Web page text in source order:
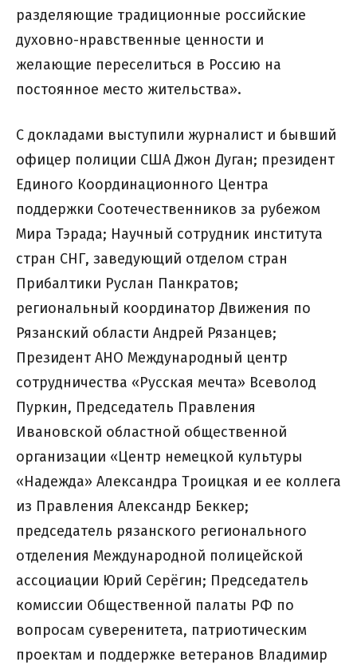
разделяющие традиционные российские
духовно-нравственные ценности и
желающие переселиться в Россию на
постоянное место жительства».
С докладами выступили журналист и бывший
офицер полиции США Джон Дуган; президент
Единого Координационного Центра
поддержки Соотечественников за рубежом
Мира Тэрада; Научный сотрудник института
стран СНГ, заведующий отделом стран
Прибалтики Руслан Панкратов;
региональный координатор Движения по
Рязанский области Андрей Рязанцев;
Президент АНО Международный центр
сотрудничества «Русская мечта» Всеволод
Пуркин, Председатель Правления
Ивановской областной общественной
организации «Центр немецкой культуры
«Надежда» Александра Троицкая и ее коллега
из Правления Александр Беккер;
председатель рязанского регионального
отделения Международной полицейской
ассоциации Юрий Серёгин; Председатель
комиссии Общественной палаты РФ по
вопросам суверенитета, патриотическим
проектам и поддержке ветеранов Владимир